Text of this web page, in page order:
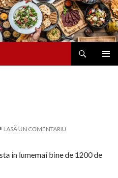
LASĂ UN COMENTARIU
in lumemai bine de 1200 de